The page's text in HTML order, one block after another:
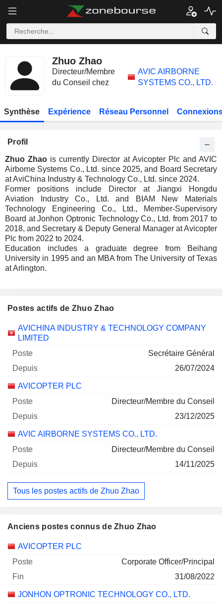
Zhuo Zhao
Directeur/Membre
du Conseil chez
AVIC AIRBORNE
SYSTEMS CO., LTD.
Synthèse Expérience Réseau Personnel
Profil
Zhuo Zhao is currently Director at Avicopter Plc and AVIC
Airborne Systems Co., Ltd. since 2025, and Board Secretary
at AviChina Industry & Technology Co., Ltd. since 2024.
Former positions include Director at Jiangxi Hongdu
Aviation Industry Co., Ltd. and BIAM New Materials
Technology Engineering Co., Ltd., Member-Supervisory
Board at Jonhon Optronic Technology Co., Ltd. from 2017 to
2018, and Secretary & Deputy General Manager at Avicopter
Plc from 2022 to 2024.
Education includes a graduate degree from Beihang
University in 1995 and an MBA from The University of Texas
at Arlington.
Postes actifs de Zhuo Zhao
Sociétés Poste Début
AVICHINA INDUSTRY & TECHNOLOGY COMPANY
LIMITED
Secrétaire Général
26/07/2024
AVICOPTER PLC
Directeur/Membre du Conseil
23/12/2025
AVIC AIRBORNE SYSTEMS CO., LTD.
Directeur/Membre du Conseil
14/11/2025
Tous les postes actifs de Zhuo Zhao
Anciens postes connus de Zhuo Zhao
Sociétés Poste Fin
AVICOPTER PLC
Corporate Officer/Principal
31/08/2022
JONHON OPTRONIC TECHNOLOGY CO., LTD.